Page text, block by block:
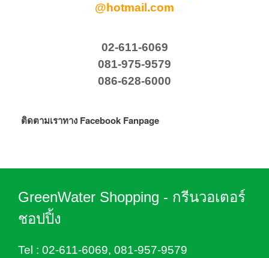
@hotmail.com
02-611-6069
081-975-9579
086-628-6000
ติดตามเราทาง Facebook Fanpage
GreenWater Shopping - กรีนวอเตอร์
ชอปปิ้ง
Tel : 02-611-6069, 081-957-9579